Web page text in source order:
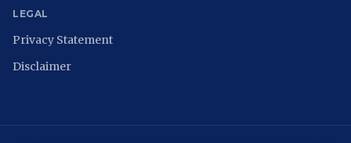
LEGAL
Privacy Statement
Disclaimer